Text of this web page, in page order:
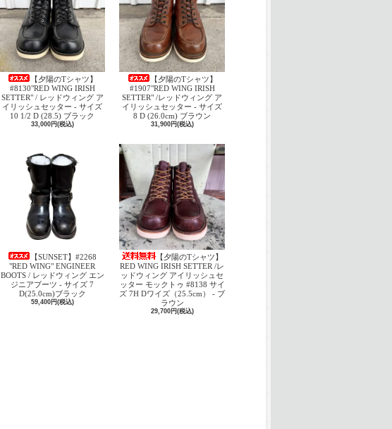
【夕陽のTシャツ】
#8130"RED WING IRISH
SETTER" / レッドウィング ア
イリッシュセッター - サイズ
10 1/2 D (28.5) ブラック
33,000円(税込)
【夕陽のTシャツ】
#1907"RED WING IRISH
SETTER" /レッドウィング ア
イリッシュセッター - サイズ
8 D (26.0cm) ブラウン
31,900円(税込)
【SUNSET】#2268
"RED WING" ENGINEER
BOOTS / レッドウィング エン
ジニアブーツ - サイズ 7
D(25.0cm)ブラック
59,400円(税込)
【夕陽のTシャツ】
RED WING IRISH SETTER /レ
ッドウィング アイリッシュセ
ッター モックトゥ #8138 サイ
ズ 7H Dワイズ（25.5cm） - ブ
ラウン
29,700円(税込)